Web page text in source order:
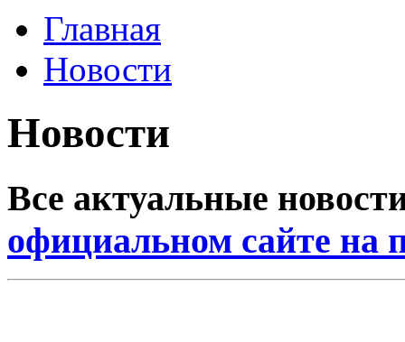
Главная
Новости
Новости
Все актуальные
официальном сайте